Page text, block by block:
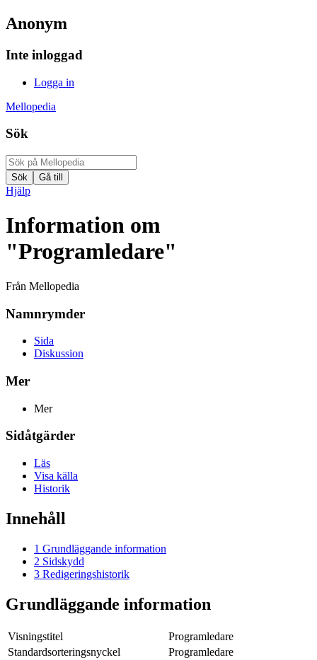
Anonym
Inte inloggad
Logga in
Mellopedia
Sök
Hjälp
Information om
"Programledare"
Från Mellopedia
Namnrymder
Sida
Diskussion
Mer
Mer
Sidåtgärder
Läs
Visa källa
Historik
Innehåll
1 Grundläggande information
2 Sidskydd
3 Redigeringshistorik
Grundläggande information
Visningstitel
Programledare
Standardsorteringsnyckel
Programledare